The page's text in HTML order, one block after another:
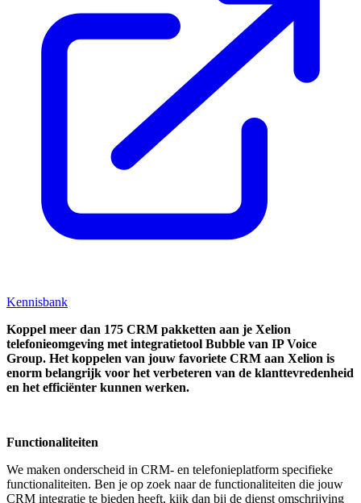
Kennisbank
Koppel meer dan 175 CRM pakketten aan je Xelion
telefonieomgeving met integratietool Bubble van IP Voice
Group. Het koppelen van jouw favoriete CRM aan Xelion is
enorm belangrijk voor het verbeteren van de klanttevredenheid
en het efficiënter kunnen werken.
Functionaliteiten
We maken onderscheid in CRM- en telefonieplatform specifieke
functionaliteiten. Ben je op zoek naar de functionaliteiten die jouw
CRM integratie te bieden heeft, kijk dan bij de dienst omschrijving